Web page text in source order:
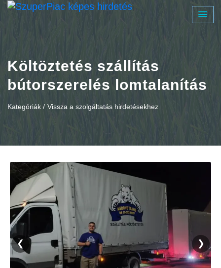
Költöztetés szállítás
bútorszerelés lomtalanítás
Kategóriák / Vissza a szolgáltatás hirdetésekhez
❮ ❯